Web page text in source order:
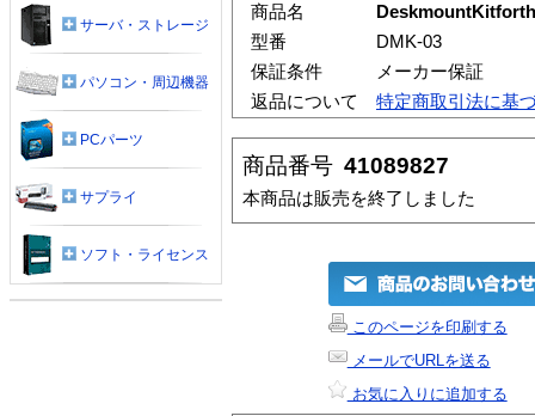
商品名
型番
DMK-03
保証条件
メーカー保証
返品について
特定商取引法に基
商品番号 41089827
本商品は販売を終了しました
このページを印刷する
メールでURLを送る
お気に入りに追加する
サーバ・ストレージ
パソコン・周辺機器
PCパーツ
サプライ
ソフト・ライセンス